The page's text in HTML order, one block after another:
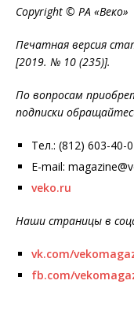
Copyright © РА «Веко»
Печатная версия
[2019. № 10 (235)].
По вопросам
подписки
Тел.: (812) 603-40-
E-mail:
veko.ru
Наши страницы в
vk.com/
fb.com/